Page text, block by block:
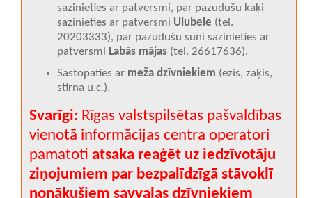
sazinieties ar patversmi, par pazudušu kaķi
sazinieties ar patversmi Ulubele (tel.
20203333), par pazudušu suni sazinieties ar
patversmi Labās mājas (tel. 26617636).
Sastopaties ar meža dzīvniekiem (ezis, zaķis,
stirna u.c.).
Svarīgi: Rīgas valstspilsētas pašvaldības
vienotā informācijas centra operatori
pamatoti atsaka reaģēt uz iedzīvotāju
ziņojumiem par bezpalīdzīgā stāvoklī
nonākušiem savvaļas dzīvniekiem